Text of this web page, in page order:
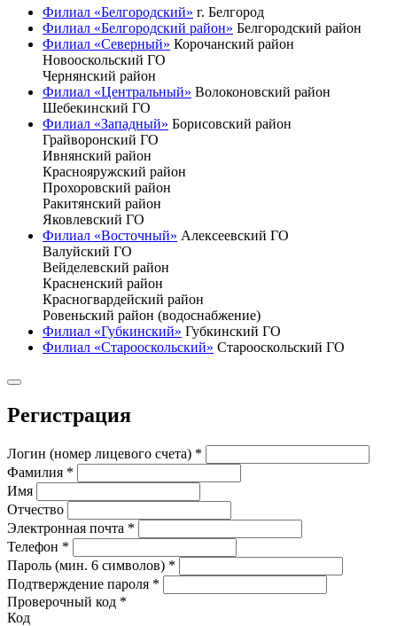
Филиал «Белгородский» г. Белгород
Филиал «Белгородский район» Белгородский район
Филиал «Северный» Корочанский район
Новооскольский ГО
Чернянский район
Филиал «Центральный» Волоконовский район
Шебекинский ГО
Филиал «Западный» Борисовский район
Грайворонский ГО
Ивнянский район
Краснояружский район
Прохоровский район
Ракитянский район
Яковлевский ГО
Филиал «Восточный» Алексеевский ГО
Валуйский ГО
Вейделевский район
Красненский район
Красногвардейский район
Ровеньский район (водоснабжение)
Филиал «Губкинский» Губкинский ГО
Филиал «Старооскольский» Старооскольский ГО
Регистрация
Логин (номер лицевого счета) *
Фамилия *
Имя
Отчество
Электронная почта *
Телефон *
Пароль (мин. 6 символов) *
Подтверждение пароля *
Проверочный код *
Код